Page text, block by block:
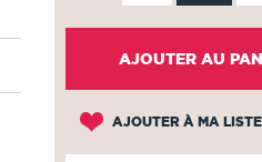
AJOUTER AU
AJOUTER À MA